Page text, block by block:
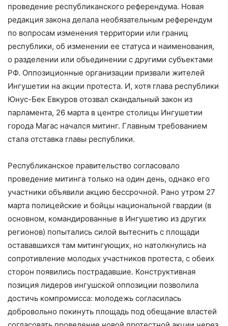
проведение республиканского референдума. Новая
редакция закона делала необязательным референдум
по вопросам изменения территории или границ
республики, об изменении ее статуса и наименования,
о разделении или объединении с другими субъектами
РФ. Оппозиционные организации призвали жителей
Ингушетии на акции протеста. И, хотя глава республики
Юнус-Бек Евкуров отозвал скандальный закон из
парламента, 26 марта в центре столицы Ингушетии
города Магас начался митинг. Главным требованием
стала отставка главы республики.
Республиканское правительство согласовало
проведение митинга только на один день, однако его
участники объявили акцию бессрочной. Рано утром 27
марта полицейские и бойцы национальной гвардии (в
основном, командированные в Ингушетию из других
регионов) попытались силой вытеснить с площади
остававшихся там митингующих, но натолкнулись на
сопротивление молодых участников протеста, с обеих
сторон появились пострадавшие. Конструктивная
позиция лидеров ингушской оппозиции позволила
достичь компромисса: молодежь согласилась
добровольно покинуть площадь под обещание властей